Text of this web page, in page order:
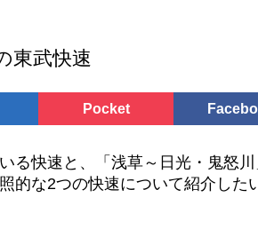
東武快速
Pocket
る快速と、「浅草～日光・鬼怒
的な2つの快速について紹介した